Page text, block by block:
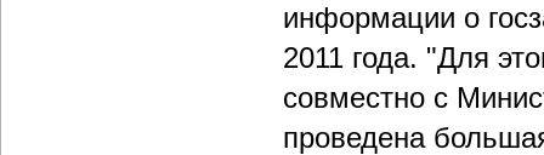
информации о
2011 года. "Для
совместно с
проведена